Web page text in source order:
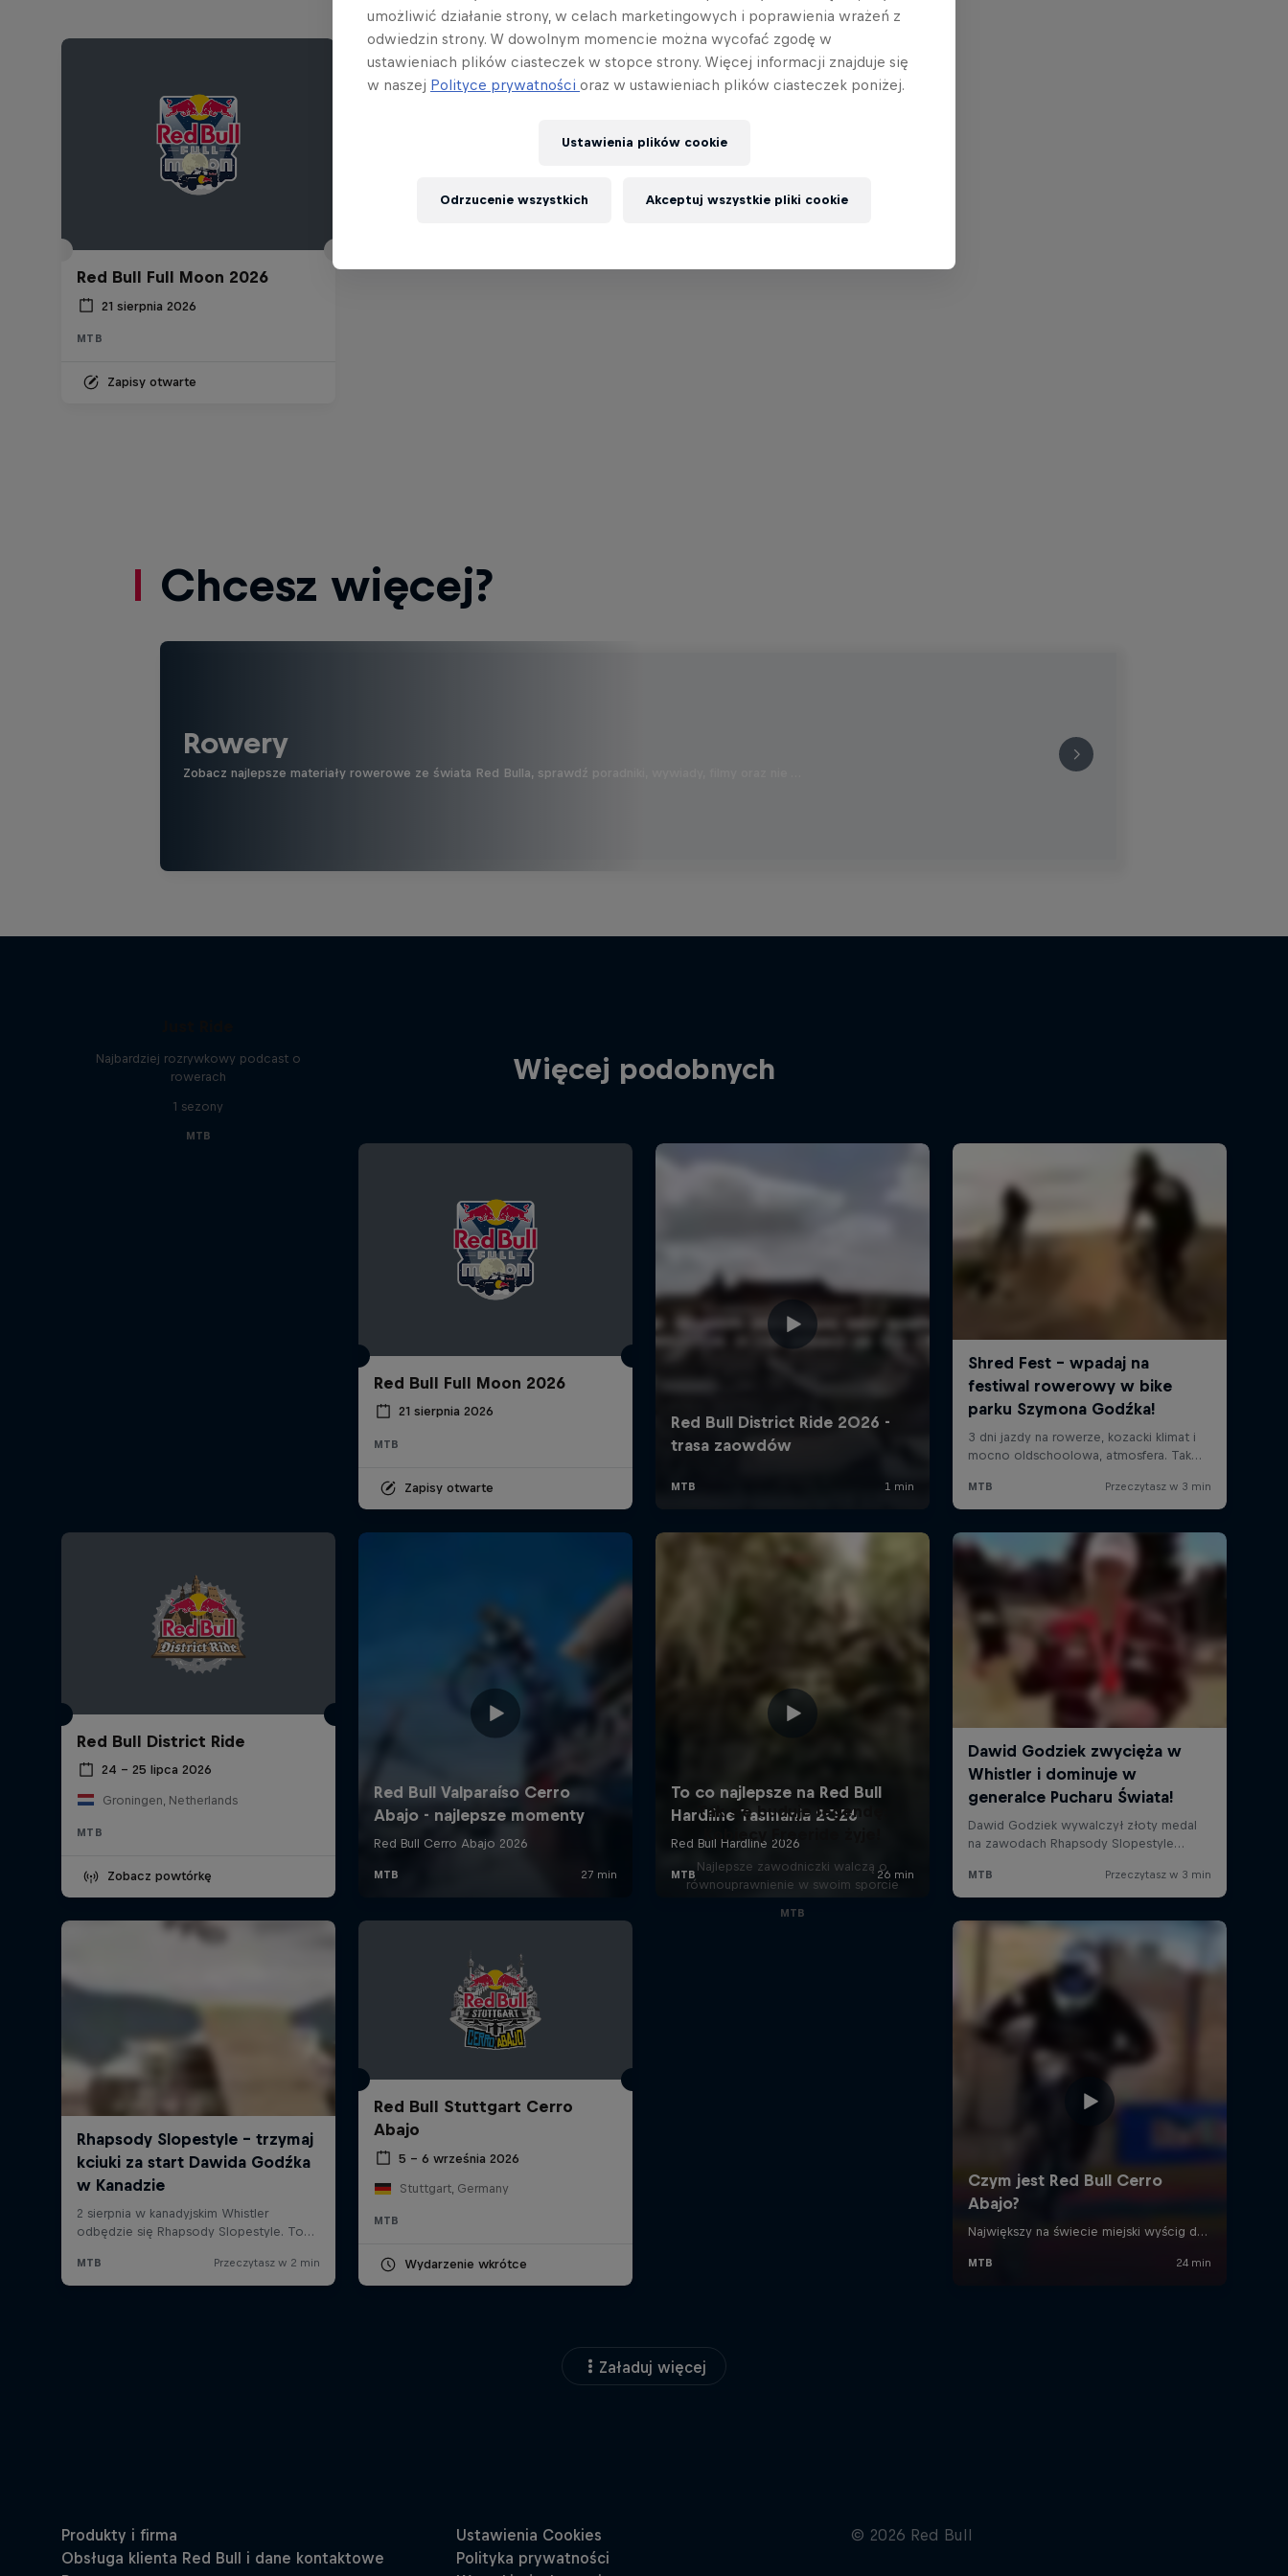
Red Bull Full Moon 2026
21 sierpnia 2026
MTB
Zapisy otwarte
Chcesz więcej?
Rowery
Zobacz najlepsze materiały rowerowe ze świata Red Bulla, sprawdź poradniki, wywiady, filmy oraz nie …
Więcej podobnych
Najbardziej rozrywkowy podcast o
rowerach
1 sezony
MTB
Red Bull Full Moon 2026
21 sierpnia 2026
MTB
Zapisy otwarte
Red Bull District Ride
24 – 25 lipca 2026
Groningen, Netherlands
MTB
Zobacz powtórkę
Red Bull Stuttgart Cerro
Abajo
5 – 6 września 2026
Stuttgart, Germany
MTB
Wydarzenie wkrótce
Tak się buduje legendę:
Najlepsze zawodniczki walczą o
równouprawnienie w swoim sporcie
MTB
Załaduj więcej
umożliwić działanie strony, w celach marketingowych i poprawienia wrażeń z
odwiedzin strony. W dowolnym momencie można wycofać zgodę w
ustawieniach plików ciasteczek w stopce strony. Więcej informacji znajduje się
w naszej Polityce prywatności oraz w ustawieniach plików ciasteczek poniżej.
Ustawienia plików cookie
Odrzucenie wszystkich Akceptuj wszystkie pliki cookie